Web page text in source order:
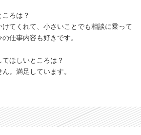
ろは？
てくれて、小さいことでも相談に乗って
仕事内容も好きです。
ほしいところは？
。満足しています。